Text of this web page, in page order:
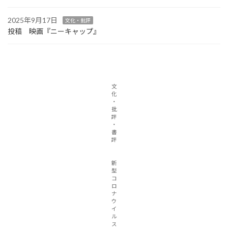
2025年9月17日 文化・批評
投稿 映画『ニーキャップ』
文
化
・
批
評
・
書
評
新
型
コ
ロ
ナ
ウ
イ
ル
ス